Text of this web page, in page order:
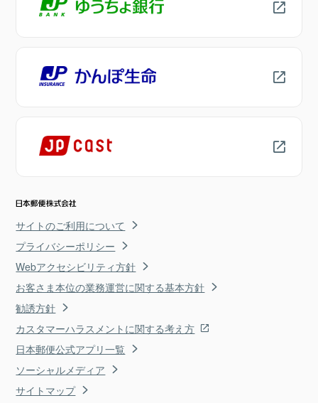
サイトのご利用について
プライバシーポリシー
Webアクセシビリティ方針
お客さま本位の業務運営に関する基本方針
勧誘方針
カスタマーハラスメントに関する考え方
日本郵便公式アプリ一覧
ソーシャルメディア
サイトマップ